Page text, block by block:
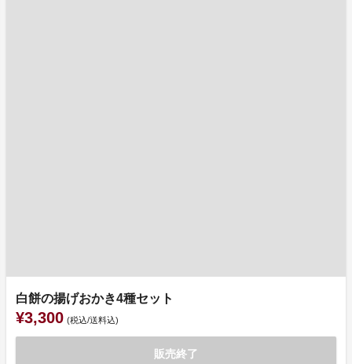
白餅の揚げおかき4種セット
¥3,300 (税込/送料込)
販売終了